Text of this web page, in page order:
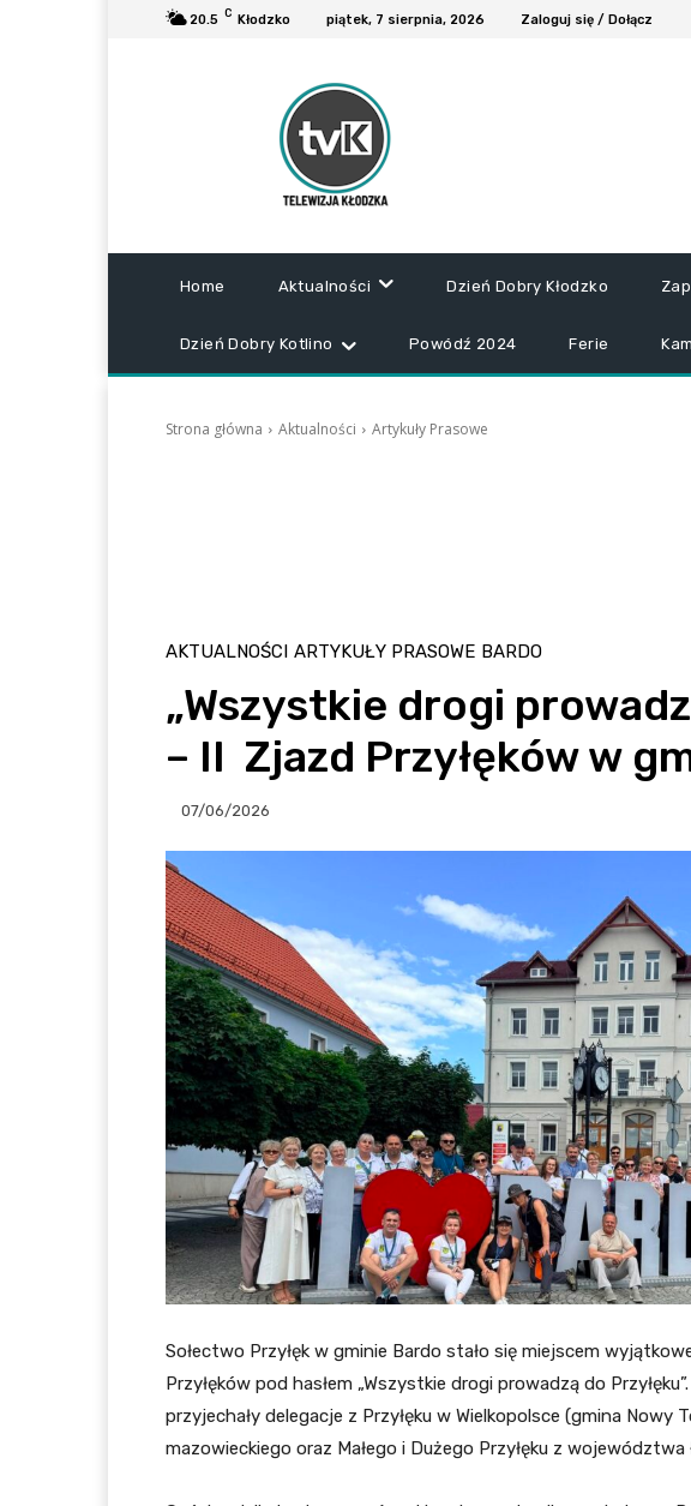
20.5 C Kłodzko piątek, 7 sierpnia, 2026 Zaloguj się / Dołącz
Home Aktualności Dzień Dobry Kłodzko
Dzień Dobry Kotlino Powódź 2024 Ferie
Strona główna Aktualności Artykuły Prasowe
AKTUALNOŚCI ARTYKUŁY PRASOWE BARDO
„Wszystkie drogi
– II Zjazd Przyłęków w
07/06/2026
Sołectwo Przyłęk w gminie Bardo stało się miejscem
Przyłęków pod hasłem „Wszystkie drogi prowadzą do
przyjechały delegacje z Przyłęku w Wielkopolsce (gmina Nowy
mazowieckiego oraz Małego i Dużego Przyłęku z województwa